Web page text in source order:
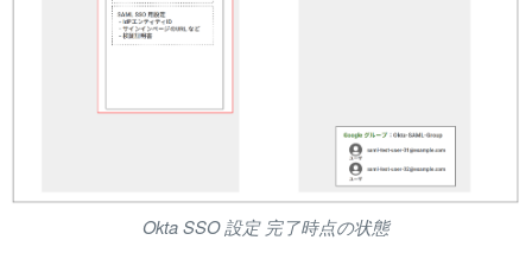
Okta SSO 設定 完了時点の状態